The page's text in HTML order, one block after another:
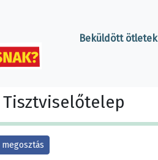
Beküldött ötletek